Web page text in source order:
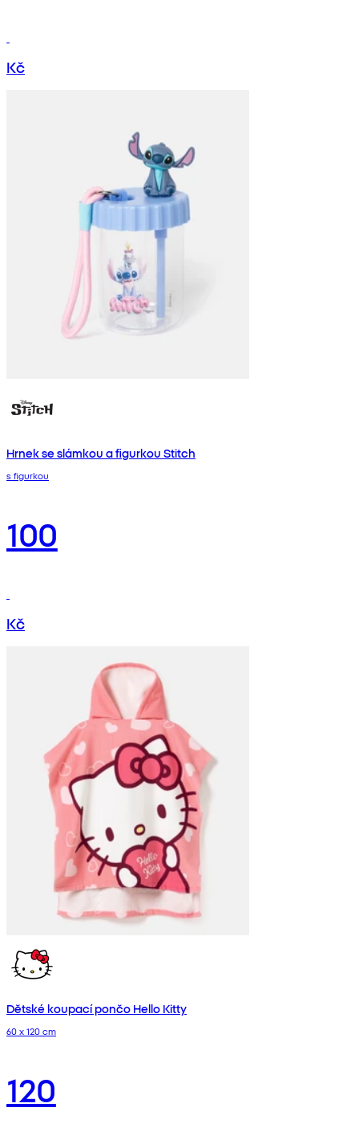
Kč
Hrnek se slámkou a figurkou Stitch
s figurkou
100
Kč
Dětské koupací pončo Hello Kitty
60 x 120 cm
120